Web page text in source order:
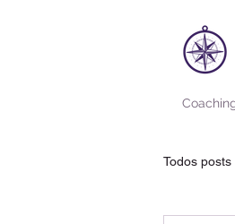
Todos posts